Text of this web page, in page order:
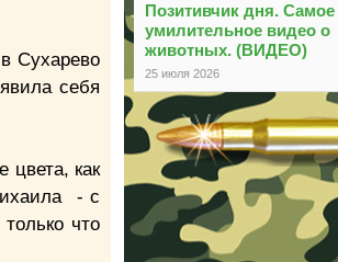
Позитивчик дня. Самое
умилительное видео о
животных. (ВИДЕО)
25 июля 2026
Сухарево
себя
цвета, как
- с
что